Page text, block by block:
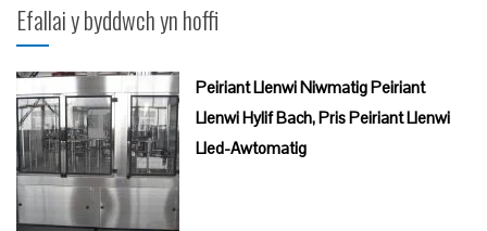
Efallai y byddwch yn hoffi
Peiriant Llenwi Niwmatig Peiriant
Llenwi Hylif Bach, Pris Peiriant Llenwi
Lled-Awtomatig